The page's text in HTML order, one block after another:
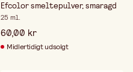
Efcolor smeltepulver, smaragd
25 ml.
60,00 kr
Midlertidigt udsolgt